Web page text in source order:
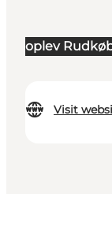
oplev
Visit